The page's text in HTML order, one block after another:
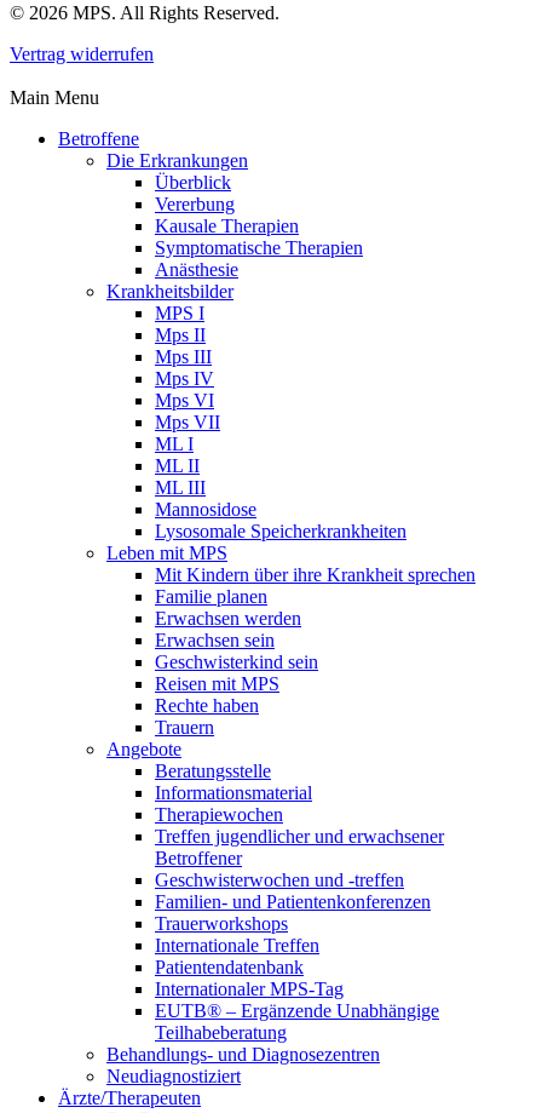
© 2026 MPS. All Rights Reserved.
Vertrag widerrufen
Main Menu
Betroffene
Die Erkrankungen
Überblick
Vererbung
Kausale Therapien
Symptomatische Therapien
Anästhesie
Krankheitsbilder
MPS I
Mps II
Mps III
Mps IV
Mps VI
Mps VII
ML I
ML II
ML III
Mannosidose
Lysosomale Speicherkrankheiten
Leben mit MPS
Mit Kindern über ihre Krankheit sprechen
Familie planen
Erwachsen werden
Erwachsen sein
Geschwisterkind sein
Reisen mit MPS
Rechte haben
Trauern
Angebote
Beratungsstelle
Informationsmaterial
Therapiewochen
Treffen jugendlicher und erwachsener
Betroffener
Geschwisterwochen und -treffen
Familien- und Patientenkonferenzen
Trauerworkshops
Internationale Treffen
Patientendatenbank
Internationaler MPS-Tag
EUTB® – Ergänzende Unabhängige
Teilhabeberatung
Behandlungs- und Diagnosezentren
Neudiagnostiziert
Ärzte/Therapeuten